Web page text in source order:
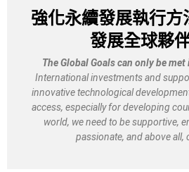
強化永續發展執行方
發展全球夥
The Global Goals can only be
International investments and
innovative technological
access, especially for developing
world, we need to be supportive,
passionate, and above all,